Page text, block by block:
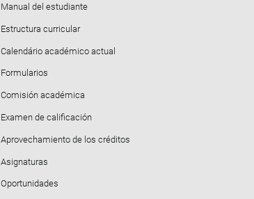
Manual del estudiante
Estructura curricular
Calendário académico actual
Formularios
Comisión académica
Examen de calificación
Aprovechamiento de los créditos
Asignaturas
Oportunidades